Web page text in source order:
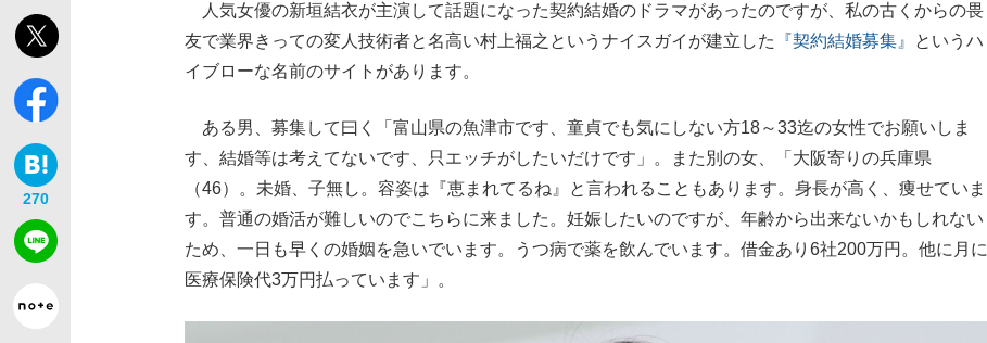
もっと見る
270
人気女優の新垣結衣が主演して話題になった契約結婚のドラマがあったのですが、私の古くからの畏
友で業界きっての変人技術者と名高い村上福之というナイスガイが建立した
『契約結婚募集』
というハ
イブローな名前のサイトがあります。
ある男、募集して曰く「富山県の魚津市です、童貞でも気にしない方18～33迄の女性でお願いしま
す、結婚等は考えてないです、只エッチがしたいだけです」。また別の女、「大阪寄りの兵庫県
（46）。未婚、子無し。容姿は『恵まれてるね』と言われることもあります。身長が高く、痩せていま
す。普通の婚活が難しいのでこちらに来ました。妊娠したいのですが、年齢から出来ないかもしれない
ため、一日も早くの婚姻を急いでいます。うつ病で薬を飲んでいます。借金あり6社200万円。他に月に
医療保険代3万円払っています」。